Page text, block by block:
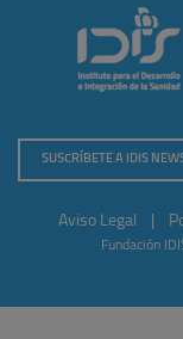
SUSCRÍBETE A IDIS
Aviso Legal
Fundación